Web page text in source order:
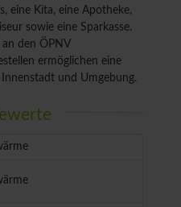
eine Kita, eine Apotheke,
sowie eine Sparkasse.
an den ÖPNV
ermöglichen eine
und Umgebung.